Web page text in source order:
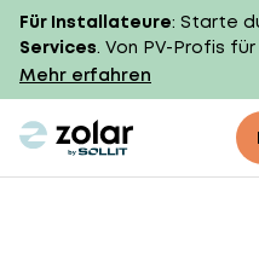
Für Installateure: Starte
Services. Von PV-Profis
Mehr erfahren
zolar logo